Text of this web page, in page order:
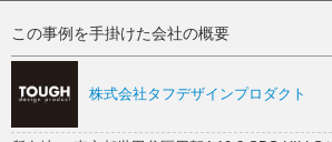
この事例を手掛けた会社の概要
株式会社タフデザインプロダクト